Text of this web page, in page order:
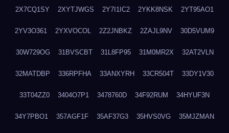
2X7CQ1SY 2XYTJWGS 2Y7I1IC2 2YKK8NSK 2YT95AO1
2YV3O361 2YXVOCOL 2Z2JNBKZ 2ZAJL9NV 30D5VUM9
30W729OG 31BVSCBT 31L8FP95 31M0MR2X 32AT2VLN
32MATDBP 336RPFHA 33ANXYRH 33CR504T 33DY1V30
33T04ZZ0 3404O7P1 3478760D 34F92RUM 34HYUF3N
34Y7PBO1 357AGF1F 35AF37G3 35HVS0VG 35MJZMAN